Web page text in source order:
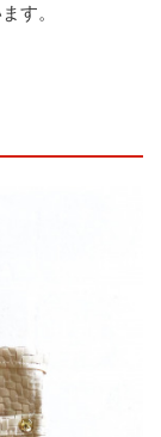
す。